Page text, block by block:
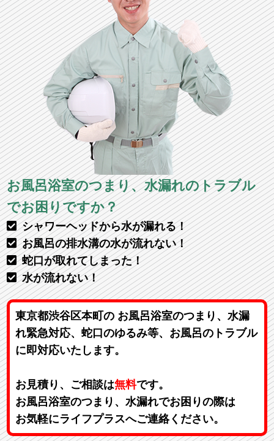
お風呂浴室のつまり、水漏れのトラブル
でお困りですか？
シャワーヘッドから水が漏れる！
お風呂の排水溝の水が流れない！
蛇口が取れてしまった！
水が流れない！
東京都渋谷区本町の お風呂浴室のつまり、水漏
れ緊急対応、蛇口のゆるみ等、お風呂のトラブル
に即対応いたします。
お見積り、ご相談は無料です。
お風呂浴室のつまり、水漏れでお困りの際は
お気軽にライフプラスへご連絡ください。